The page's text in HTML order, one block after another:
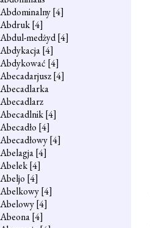
Abdominalny[4]
Abdruk[4]
Abdul-medżyd[4]
Abdykacja[4]
Abdykować [4]
Abecadarjusz[4]
Abecadlarka
Abecadlarz
Abecadlnik[4]
Abecadło [4]
Abecadłowy[4]
Abelagja[4]
Abelek[4]
Abeljo [4]
Abelkowy[4]
Abelowy[4]
Abeona[4]